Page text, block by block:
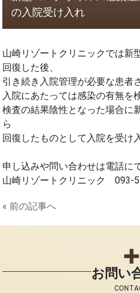
の入院受け入れ
山崎リゾートクリニックでは新
回復した後、
引き続き入院管理が必要な患者
入院にあたっては感染の有無を
検査の結果陰性となった場合に
ら
回復したものとして入院を受け
申し込みや問い合わせは電話に
山崎リゾートクリニック 093-
« 前の記事へ
お問い